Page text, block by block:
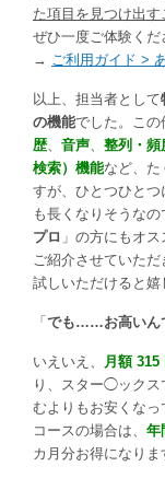
た項目を見つけ出す
ぜひ一度ご体験くだ
→ ご利用ガイド >
以上、担当者として
の機能でした。この
歴
音声
整列・頻
検索）機能など、た
すが、ひとつひと
も長くなりそうなの
プロ 」の方にもオ
ご紹介させていた
試しいただけると嬉
「 でも……お高いん
いえいえ、 月額 315
り、スター◯ックス
むよりもお安くな
コースの場合は、 年
カ月分お得になりま